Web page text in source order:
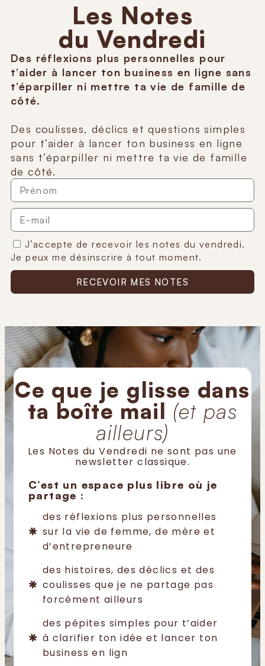
Les Notes
du Vendredi
Des réflexions plus personnelles pour
t’aider à lancer ton business en ligne sans
t’éparpiller ni mettre ta vie de famille de
côté.
Des coulisses, déclics et questions simples
pour t’aider à lancer ton business en ligne
sans t’éparpiller ni mettre ta vie de famille
de côté.
J’accepte de recevoir les notes du vendredi.
Je peux me désinscrire à tout moment.
RECEVOIR MES NOTES
Ce que je glisse dans
ta boîte mail (et pas
ailleurs)
Les Notes du Vendredi ne sont pas une
newsletter classique.
C’est un espace plus libre où je
partage :
des réflexions plus personnelles
sur la vie de femme, de mère et
d’entrepreneure
des histoires, des déclics et des
coulisses que je ne partage pas
forcément ailleurs
des pépites simples pour t’aider
à clarifier ton idée et lancer ton
business en lign